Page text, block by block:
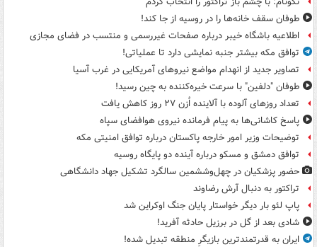
طوفان سقف خانه‌ها را در روسیه از جا ‌کند!
اطلاعیه باشگاه خیبر درباره صفحات غیررسمی و منتسب در فضای مجازی
توافق مکه بیشتر جنبه نمایشی دارد تا عملیاتی!
تصاویر جدید از انهدام مواضع نیروهای آمریکایی در غرب آسیا
طوفان "دلفین" با سرعت خیره‌کننده به چین رسید!
تعداد روزهای آلوده با آلاینده اُزن ۲۷ روز کاهش یافت
پاسخ کاشانی‌ها به پیام فرمانده نیروی هوافضای سپاه
توضیحات وزیر امور خارجه پاکستان درباره توافق امنیتی مکه
توافق دمشق و مسکو درباره آینده دو پایگاه روسیه
حضور پزشکیان در چهل‌وششمین سالگرد تشکیل جهاد دانشگاهی
تراکتور به دنبال آرش رضاوند
پاپ لئو بار دیگر خواستار پایان جنگ اوکراین شد
شادی بعد از گل در برزیل حادثه آفرید!
ایران به قدرتمندترین بازیگرِ منطقه تبدیل شده!